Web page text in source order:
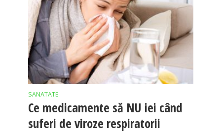
SANATATE
Ce medicamente să NU iei când
suferi de viroze respiratorii